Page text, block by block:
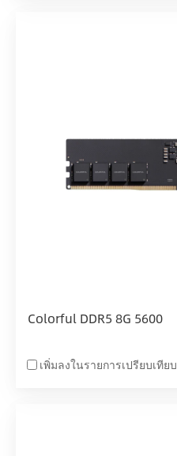
Colorful DDR5 8G 5600
เพิ่มลงในรายการเปรียบเทียบ